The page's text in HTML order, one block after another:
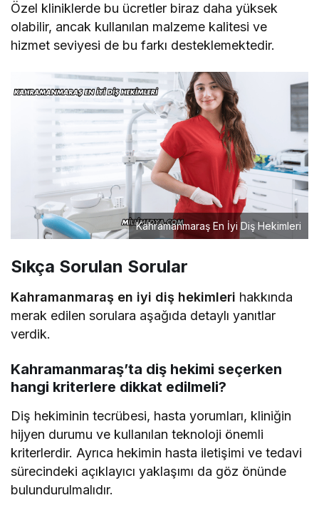
Özel kliniklerde bu ücretler biraz daha yüksek
olabilir, ancak kullanılan malzeme kalitesi ve
hizmet seviyesi de bu farkı desteklemektedir.
Kahramanmaraş En İyi Diş Hekimleri
Sıkça Sorulan Sorular
Kahramanmaraş en iyi diş hekimleri hakkında
merak edilen sorulara aşağıda detaylı yanıtlar
verdik.
Kahramanmaraş’ta diş hekimi seçerken
hangi kriterlere dikkat edilmeli?
Diş hekiminin tecrübesi, hasta yorumları, kliniğin
hijyen durumu ve kullanılan teknoloji önemli
kriterlerdir. Ayrıca hekimin hasta iletişimi ve tedavi
sürecindeki açıklayıcı yaklaşımı da göz önünde
bulundurulmalıdır.